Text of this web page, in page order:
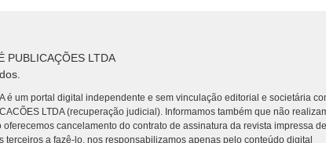
PUBLICAÇÕES LTDA
é um portal digital independente e sem vinculação editorial e societária
LTDA (recuperação judicial). Informamos também que não
cancelamento do contrato de assinatura da revista impressa
terceiros a fazê-lo, nos responsabilizamos apenas pelo conteúdo digital